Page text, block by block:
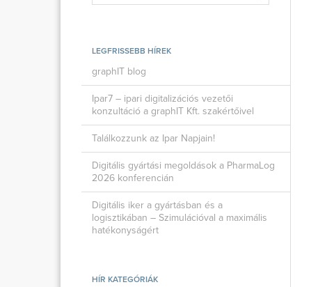
LEGFRISSEBB HÍREK
graphIT blog
Ipar7 – ipari digitalizációs vezetői
konzultáció a graphIT Kft. szakértőivel
Találkozzunk az Ipar Napjain!
Digitális gyártási megoldások a PharmaLog
2026 konferencián
Digitális iker a gyártásban és a
logisztikában – Szimulációval a maximális
hatékonyságért
HÍR KATEGÓRIÁK